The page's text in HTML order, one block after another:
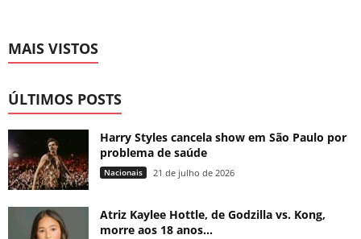
MAIS VISTOS
ÚLTIMOS POSTS
Harry Styles cancela show em São Paulo por
problema de saúde
Nacionais 21 de julho de 2026
Atriz Kaylee Hottle, de Godzilla vs. Kong,
morre aos 18 anos...